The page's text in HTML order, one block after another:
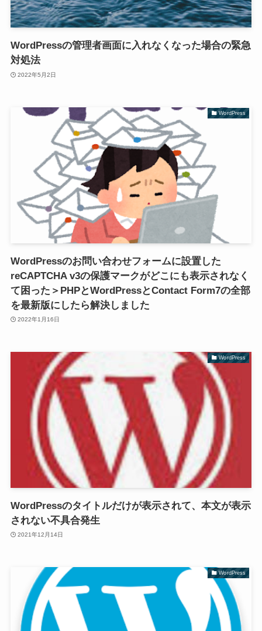
WordPressの管理者画面に入れなくなった場合の緊急
対処法
2022年5月2日
WordPress
WordPressのお問い合わせフォームに設置した
reCAPTCHA v3の保護マークがどこにも表示されなく
て困った＞PHPとWordPressとContact Form7の全部
を最新版にしたら解決しました
2022年1月16日
WordPress
WordPressのタイトルだけが表示されて、本文が表示
されない不具合発生
2021年12月14日
WordPress